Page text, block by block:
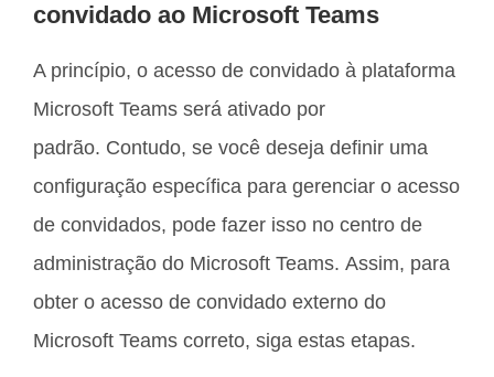
convidado ao Microsoft Teams
A princípio, o acesso de convidado à plataforma
Microsoft Teams será ativado por
padrão. Contudo, se você deseja definir uma
configuração específica para gerenciar o acesso
de convidados, pode fazer isso no centro de
administração do Microsoft Teams. Assim, para
obter o acesso de convidado externo do
Microsoft Teams correto, siga estas etapas.